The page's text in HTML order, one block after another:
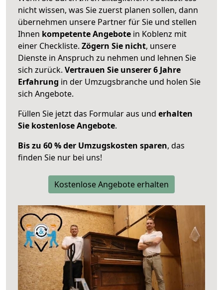
nicht wissen, was Sie zuerst planen sollen, dann
übernehmen unsere Partner für Sie und stellen
Ihnen kompetente Angebote in Koblenz mit
einer Checkliste. Zögern Sie nicht, unsere
Dienste in Anspruch zu nehmen und lehnen Sie
sich zurück. Vertrauen Sie unserer 6 Jahre
Erfahrung in der Umzugsbranche und holen Sie
sich Angebote.
Füllen Sie jetzt das Formular aus und erhalten
Sie kostenlose Angebote.
Bis zu 60 % der Umzugskosten sparen, das
finden Sie nur bei uns!
Kostenlose Angebote erhalten